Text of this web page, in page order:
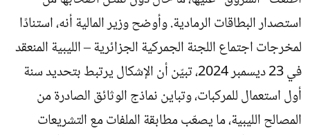
استصدار البطاقات الرمادية. وأوضح وزير المالية أنه، استنادًا
لمخرجات اجتماع اللجنة الجمركية الجزائرية – الليبية المنعقد
في 23 ديسمبر 2024، تبيّن أن الإشكال يرتبط بتحديد سنة
أول استعمال للمركبات، وتباين نماذج الوثائق الصادرة من
المصالح الليبية، ما يصعّب مطابقة الملفات مع التشريعات